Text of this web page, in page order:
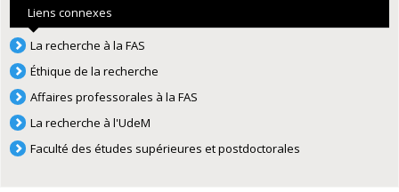
Liens connexes
La recherche à la FAS
Éthique de la recherche
Affaires professorales à la FAS
La recherche à l'UdeM
Faculté des études supérieures et postdoctorales